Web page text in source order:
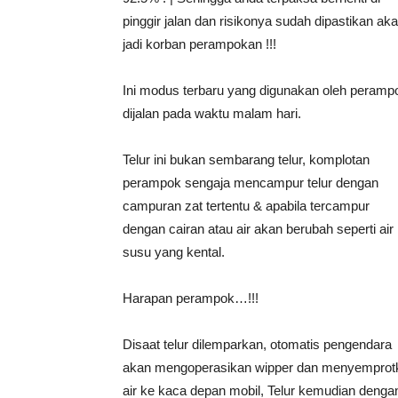
pinggir jalan dan risikonya sudah dipastikan
jadi korban perampokan !!!
Ini modus terbaru yang digunakan oleh
dijalan pada waktu malam hari.
Telur ini bukan sembarang telur, komplotan
perampok sengaja mencampur telur dengan
campuran zat tertentu & apabila tercampur
dengan cairan atau air akan berubah seperti air
susu yang kental.
Harapan perampok…!!!
Disaat telur dilemparkan, otomatis pengendara
akan mengoperasikan wipper dan
air ke kaca depan mobil, Telur kemudian